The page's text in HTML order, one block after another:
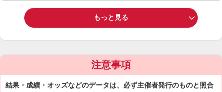
もっと見る
注意事項
結果・成績・オッズなどのデータは、必ず主催者発行のものと照合